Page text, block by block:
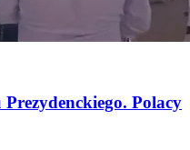
Prezydenckiego. Polacy